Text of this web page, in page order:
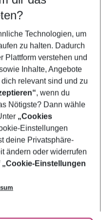
Technologien, um
zu halten. Dadurch
Plattform verstehen und
Inhalte, Angebote
relevant sind und zu
, wenn du
Nötigste? Dann wähle
„Cookies
Einstellungen
deine Privatsphäre-
ändern oder widerrufen
„Cookie-Einstellungen